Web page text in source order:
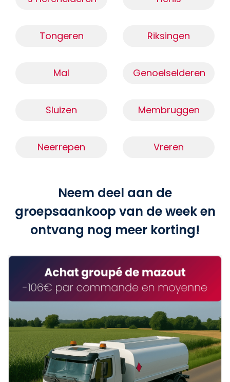
Tongeren Riksingen
Mal Genoelselderen
Sluizen Membruggen
Neerrepen Vreren
Neem deel aan de
groepsaankoop van de week en
ontvang nog meer korting!